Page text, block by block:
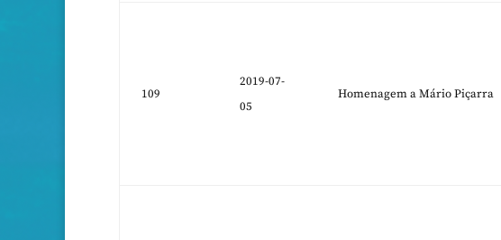
109
2019-07-
05
Homenagem a Mário Piçarra